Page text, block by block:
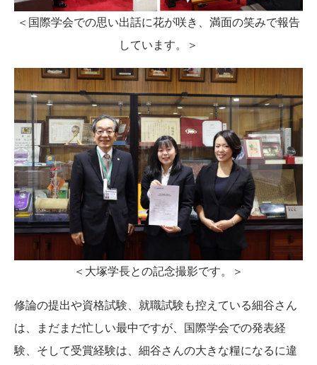
＜国際学会での思い出話に花が咲き、満面の笑みで報告
しています。＞
＜大塚学長との記念撮影です。＞
修論の提出や資格試験、就職試験も控えている細谷さん
は、まだまだ忙しい最中ですが、国際学会での発表経
験、そして受賞経験は、細谷さんの大きな糧になるに違